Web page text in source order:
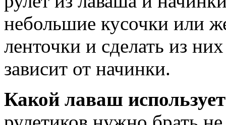
небольшие кусочки или
ленточки и сделать из
зависит от начинки.
Какой лаваш